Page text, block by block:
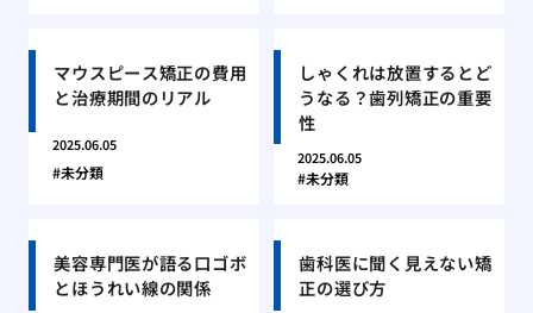
マウスピース矯正の費用
と治療期間のリアル
2025.06.05
未分類
しゃくれは放置するとど
うなる？歯列矯正の重要
性
2025.06.05
未分類
美容専門医が語る口ゴボ
とほうれい線の関係
歯科医に聞く見えない矯
正の選び方